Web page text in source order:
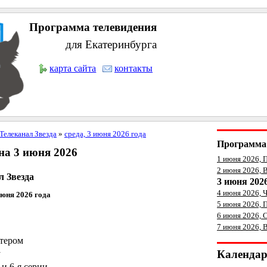
Программа телевидения
для Екатеринбурга
карта сайта контакты
Звезда » среда, 3 июня 2026 года
3 июня 2026
Звезда
2026 года
1 июня 2026,
2 июня 2026,
3 июня
4 июня 2026,
5 июня 2026,
6 июня 2026,
7 июня 2026,